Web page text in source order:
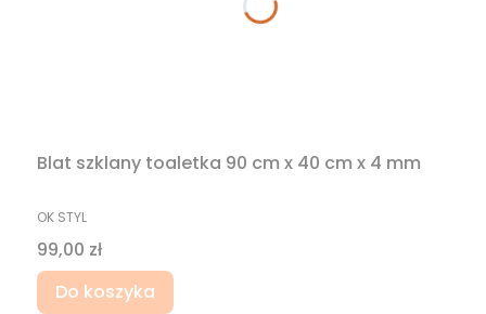
Blat szklany toaletka 90 cm x 40 cm x 4 mm
PRODUCENT
OK STYL
Cena
99,00 zł
Do koszyka